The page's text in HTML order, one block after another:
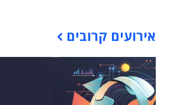
אירועים קרובים